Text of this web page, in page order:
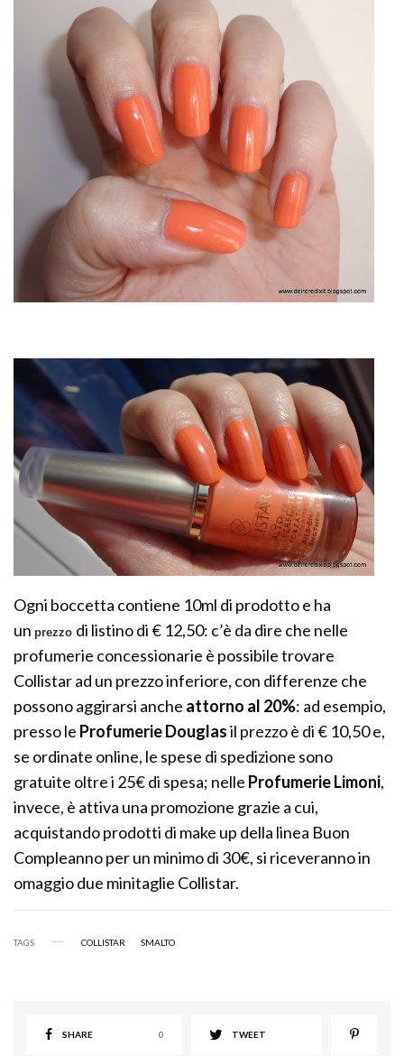
Ogni boccetta contiene 10ml di prodotto e ha
unprezzo di listino di € 12,50: c’è da dire che nelle
profumerie concessionarie è possibile trovare
Collistar ad un prezzo inferiore, con differenze che
possono aggirarsi anche attorno al 20%: ad esempio,
presso le ProfumerieDouglasil prezzo è di € 10,50 e,
se ordinate online, le spese di spedizione sono
gratuite oltre i 25€ di spesa; nelle Profumerie Limoni,
invece, è attiva una promozione grazie a cui,
acquistando prodotti di make up della linea Buon
Compleanno per un minimo di 30€, si riceveranno in
omaggio due minitaglie Collistar.
TAGS COLLISTAR SMALTO
SHARE 0 TWEET